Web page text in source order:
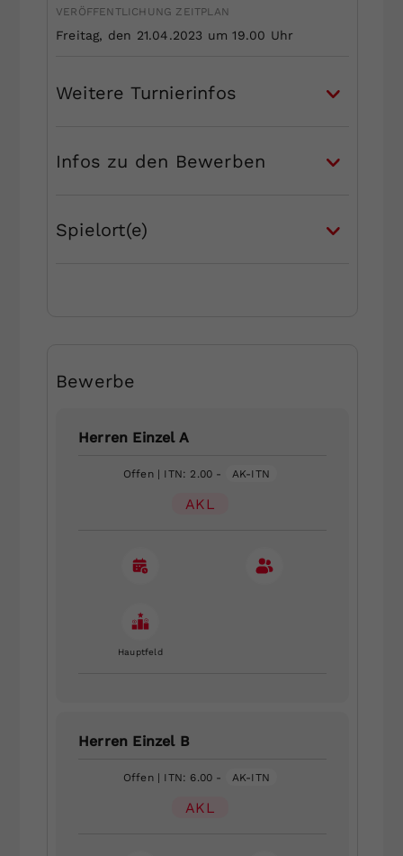
VERÖFFENTLICHUNG ZEITPLAN
Freitag, den 21.04.2023 um 19.00 Uhr
Weitere Turnierinfos
Infos zu den Bewerben
Spielort(e)
Bewerbe
Herren Einzel A
Offen| ITN: 2.00 - AK-ITN
AKL
Hauptfeld
Herren Einzel B
Offen| ITN: 6.00 - AK-ITN
AKL